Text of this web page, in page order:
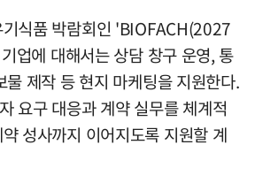
식품 박람회인 'BIOFACH(2027
업에 대해서는 상담 창구 운영, 통
물 제작 등 현지 마케팅을 지원한다.
요구 대응과 계약 실무를 체계적
성사까지 이어지도록 지원할 계